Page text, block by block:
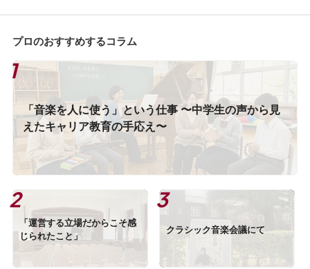
プロのおすすめするコラム
「音楽を人に使う」という仕事 〜中学生の声から見
えたキャリア教育の手応え〜
「運営する立場だからこそ感
じられたこと」
クラシック音楽会議にて